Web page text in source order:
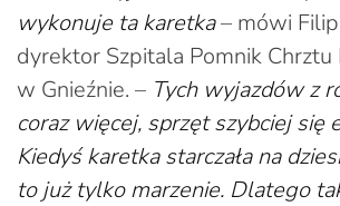
wykonuje ta karetka– mówi
dyrektor Szpitala Pomnik Chrztu
w Gnieźnie. – Tych wyjazdów z
coraz więcej, sprzęt szybciej się
Kiedyś karetka starczała na
to już tylko marzenie. Dlatego